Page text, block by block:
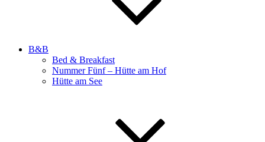
B&B
Bed & Breakfast
Nummer Fünf – Hütte am Hof
Hütte am See